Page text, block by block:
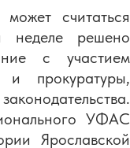
считаться
неделе решено
с участием
и прокуратуры,
УФАС
Ярославской